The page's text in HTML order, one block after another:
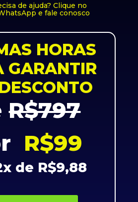
de ajuda? Clique no
e fale conosco
HORAS
GARANTIR
R$797
R$99
de R$9,88